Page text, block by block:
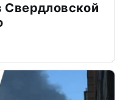
Свердловской